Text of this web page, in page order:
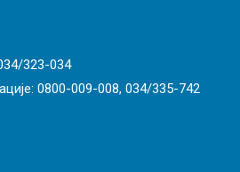
323-034
0800-009-008, 034/335-742